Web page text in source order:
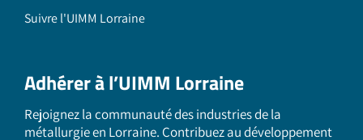
Suivre l'UIMM Lorraine
Adhérer à l’UIMM Lorraine
Rejoignez la communauté des industries de la
métallurgie en Lorraine. Contribuez au développement